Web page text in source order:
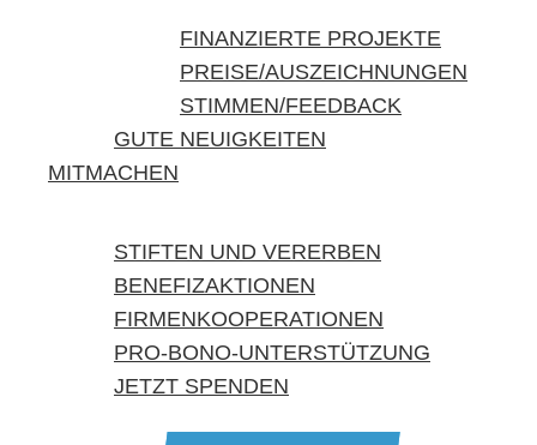
FINANZIERTE PROJEKTE
PREISE/AUSZEICHNUNGEN
STIMMEN/FEEDBACK
GUTE NEUIGKEITEN
MITMACHEN
STIFTEN UND VERERBEN
BENEFIZAKTIONEN
FIRMENKOOPERATIONEN
PRO-BONO-UNTERSTÜTZUNG
JETZT SPENDEN